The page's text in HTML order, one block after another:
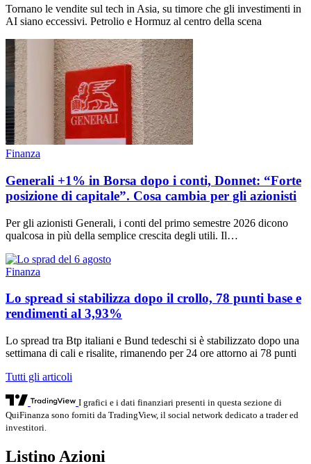
Tornano le vendite sul tech in Asia, su timore che gli investimenti in
AI siano eccessivi. Petrolio e Hormuz al centro della scena
Finanza
Generali +1% in Borsa dopo i conti, Donnet: “Forte
posizione di capitale”. Cosa cambia per gli azionisti
Per gli azionisti Generali, i conti del primo semestre 2026 dicono
qualcosa in più della semplice crescita degli utili. Il…
Finanza
Lo spread si stabilizza dopo il crollo, 78 punti base e
rendimenti al 3,93%
Lo spread tra Btp italiani e Bund tedeschi si è stabilizzato dopo una
settimana di cali e risalite, rimanendo per 24 ore attorno ai 78 punti
Tutti gli articoli
I grafici e i dati finanziari presenti in questa sezione di
QuiFinanza sono forniti da TradingView, il social network dedicato a trader ed
investitori.
Listino Azioni